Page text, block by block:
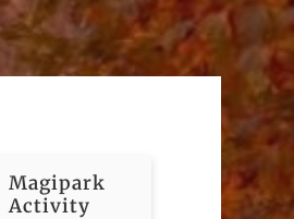
Magipark
Activity